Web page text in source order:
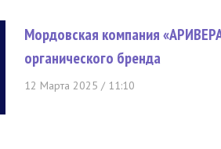
Мордовская компания
органического бренда
12 Марта 2025 / 11:10